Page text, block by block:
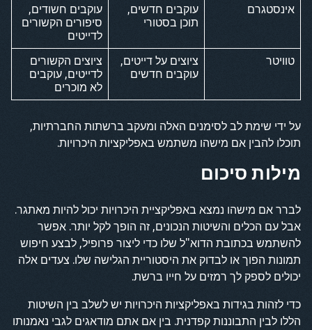
אינסטגרם
עוקבים חדשים,
תוכן בסטורי
עוקבים חשודים,
סיפורים הקשורים
לדייטים
טוויטר
ציוצים על דייטים,
עוקבים חדשים
ציוצים הקשורים
לדייטים, עוקבים
לא מוכרים
על ידי שימת לב לסימנים האלה ומעקב ברשתות החברתיות,
תוכלו להבין אם מישהו משתמש באפליקציות היכרויות.
מילות סיכום
לברר אם מישהו נמצא באפליקציית היכרויות יכול להיות מאתגר.
אבל עם הכלים והשיטות הנכונים, זה הופך לקל יותר. אפשר
להשתמש בכתובת הדוא"ל שלו כדי ליצור פרופיל, לבצע חיפוש
תמונות הפוך או לבדוק את היסטוריית הגלישה שלו. צעדים אלה
יכולים לספק לך רמזים על חייו ברשת.
כדי לזהות בגידות באפליקציות היכרויות יש לשלב בין השיטות
הללו לבין התבוננות קפדנית. בין אם אתם מודאגים לגבי נאמנותו